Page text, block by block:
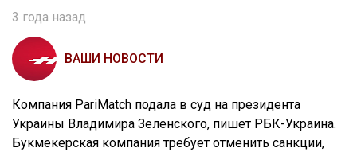
3 года назад
ВАШИ НОВОСТИ
Компания PariMatch подала в суд на президента
Украины Владимира Зеленского, пишет РБК-Украина.
Букмекерская компания требует отменить санкции,